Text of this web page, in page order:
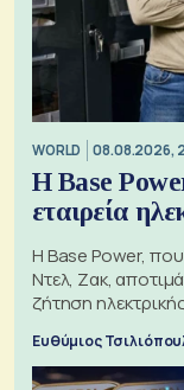
WORLD 08.08.2026,
Η Base
εταιρεία
Η Base Power,
Ντελ, Ζακ,
ζήτηση
Ευθύμιος